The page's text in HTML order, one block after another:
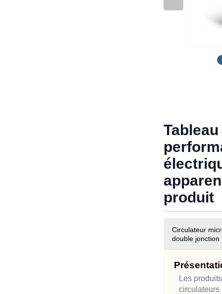
produit
Circulateur
double jonction
Les
circulateurs